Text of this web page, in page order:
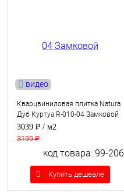
видео
Кварцвиниловая плитка Natura
Дуб Куртуа R-010-04 Замковой
3039 ₽ / м2
3199 ₽
код товара: 99-206
Купить дешевле